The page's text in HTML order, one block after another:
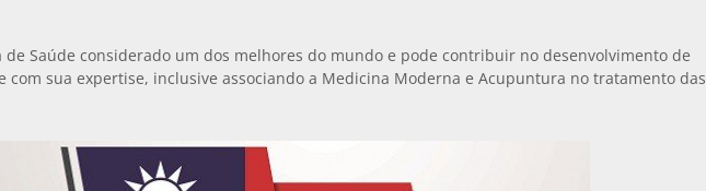
de Saúde considerado um dos melhores do mundo e pode contribuir no desenvolvimento de
com sua expertise, inclusive associando a Medicina Moderna e Acupuntura no tratamento das